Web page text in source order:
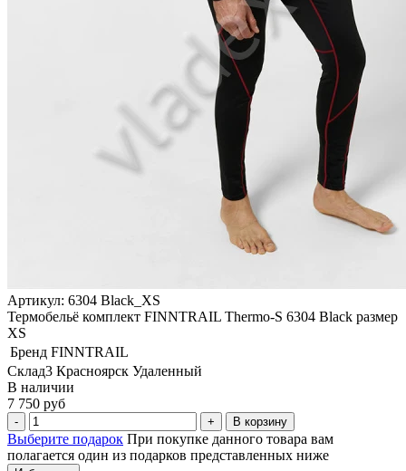
Артикул: 6304 Black_XS
Термобельё комплект FINNTRAIL Thermo-S 6304 Black размер
XS
Бренд FINNTRAIL
Склад3 Красноярск Удаленный
В наличии
7 750 руб
В корзину
Выберите подарок При покупке данного товара вам
полагается один из подарков представленных ниже